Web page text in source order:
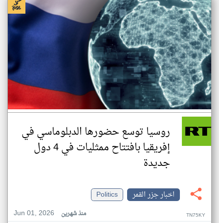
روسيا توسع حضورها الدبلوماسي في
إفريقيا بافتتاح ممثليات في 4 دول
جديدة
اخبار جزر القمر
Politics
Jun 01, 2026
منذ شهرين TN75KY